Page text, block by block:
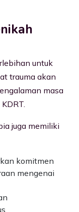
untuk
trauma akan
masa
juga memiliki
komitmen
mengenai